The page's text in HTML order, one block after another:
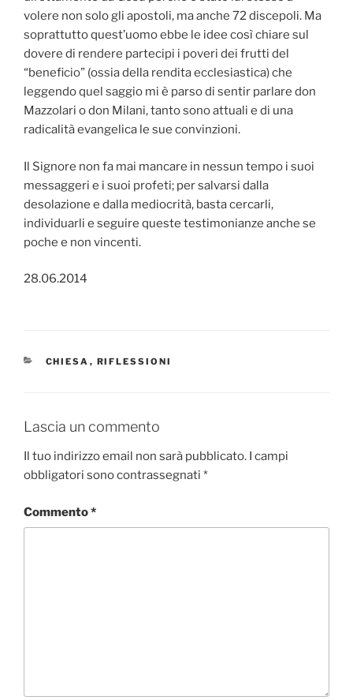
volere non solo gli apostoli, ma anche 72 discepoli. Ma
soprattutto quest’uomo ebbe le idee così chiare sul
dovere di rendere partecipi i poveri dei frutti del
“beneficio” (ossia della rendita ecclesiastica) che
leggendo quel saggio mi è parso di sentir parlare don
Mazzolari o don Milani, tanto sono attuali e di una
radicalità evangelica le sue convinzioni.
Il Signore non fa mai mancare in nessun tempo i suoi
messaggeri e i suoi profeti; per salvarsi dalla
desolazione e dalla mediocrità, basta cercarli,
individuarli e seguire queste testimonianze anche se
poche e non vincenti.
28.06.2014
CATEGORIE
CHIESA , RIFLESSIONI
Lascia un commento
Il tuo indirizzo email non sarà pubblicato. I campi
obbligatori sono contrassegnati *
Commento*